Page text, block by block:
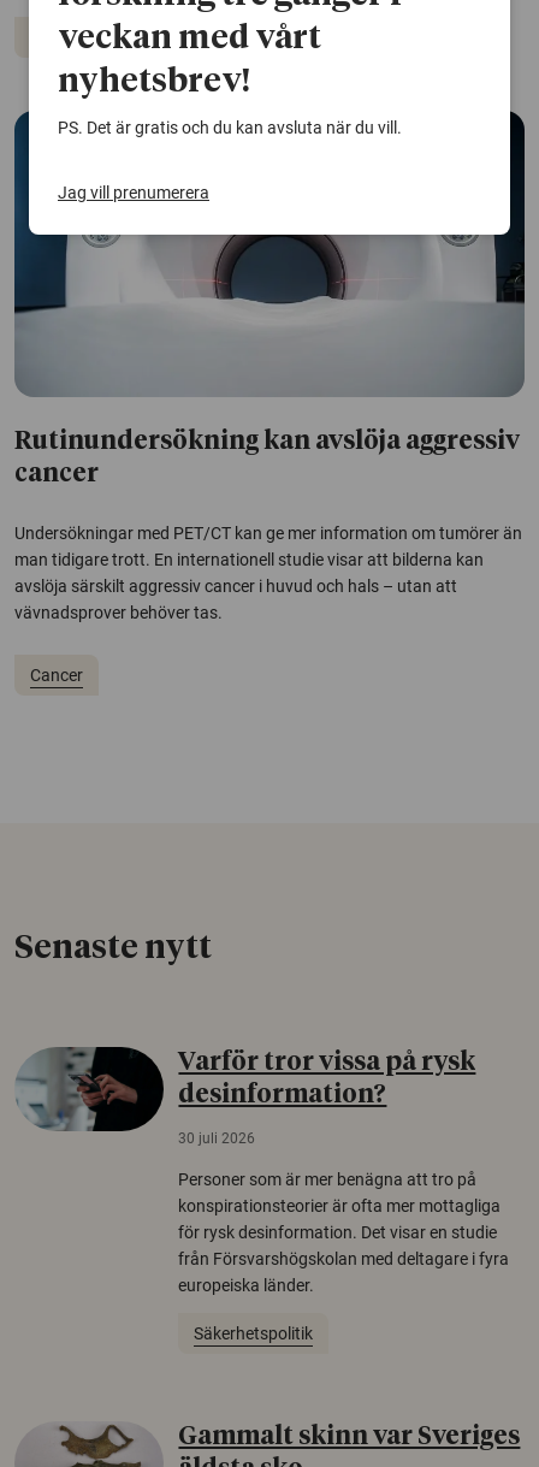
Cancer Övervikt
Rutinundersökning kan avslöja aggressiv
cancer
Undersökningar med PET/CT kan ge mer information om tumörer än
man tidigare trott. En internationell studie visar att bilderna kan
avslöja särskilt aggressiv cancer i huvud och hals – utan att
vävnadsprover behöver tas.
Cancer
Senaste nytt
Varför tror vissa på rysk
desinformation?
30 juli 2026
Personer som är mer benägna att tro på
konspirationsteorier är ofta mer mottagliga
för rysk desinformation. Det visar en studie
från Försvarshögskolan med deltagare i fyra
europeiska länder.
Säkerhetspolitik
Gammalt skinn var Sveriges
veckan med vårt
nyhetsbrev!
PS. Det är gratis och du kan avsluta när du vill.
Jag vill prenumerera